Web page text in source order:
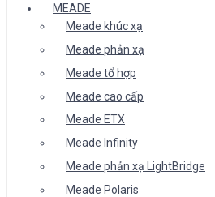
MEADE
Meade khúc xạ
Meade phản xạ
Meade tổ hợp
Meade cao cấp
Meade ETX
Meade Infinity
Meade phản xạ LightBridge
Meade Polaris